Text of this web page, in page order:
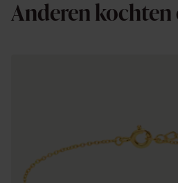
Anderen kochten